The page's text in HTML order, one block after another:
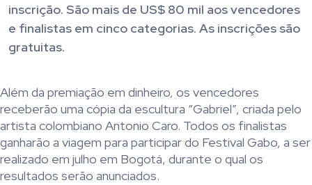
inscrição. São mais de US$ 80 mil aos vencedores
e finalistas em cinco categorias. As inscrições são
gratuitas.
Além da premiação em dinheiro, os vencedores
receberão uma cópia da escultura “Gabriel”, criada pelo
artista colombiano Antonio Caro. Todos os finalistas
ganharão a viagem para participar do Festival Gabo, a ser
realizado em julho em Bogotá, durante o qual os
resultados serão anunciados.